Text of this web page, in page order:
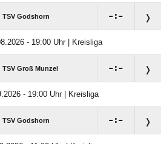
TSV Godshorn :
- 19:00 Uhr | Kreisliga
TSV Groß Munzel :
- 19:00 Uhr | Kreisliga
TSV Godshorn :